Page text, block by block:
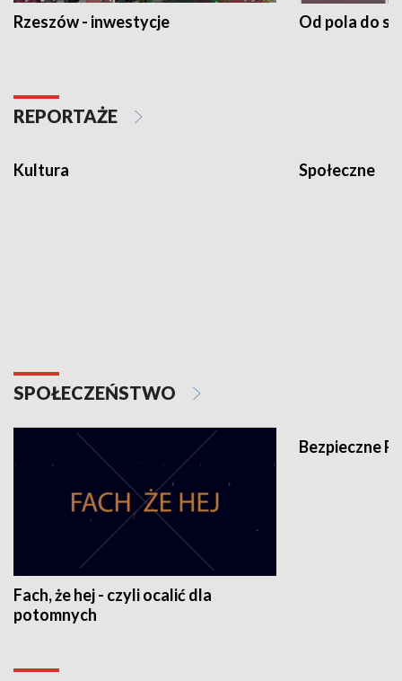
Rzeszów - inwestycje Od pola do
REPORTAŻE
Kultura Społeczne
SPOŁECZEŃSTWO
Fach, że hej - czyli ocalić dla
potomnych
Bezpieczne